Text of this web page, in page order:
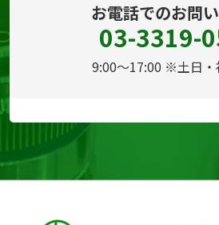
お電話でのお問
03-3319-
9:00～17:00 ※土日・